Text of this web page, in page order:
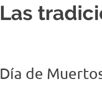
Las
Día de